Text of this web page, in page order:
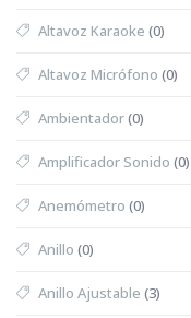
Altavoz Karaoke (0)
Altavoz Micrófono (0)
Ambientador(0)
Amplificador Sonido (0)
Anemómetro (0)
Anillo (0)
Anillo Ajustable (3)